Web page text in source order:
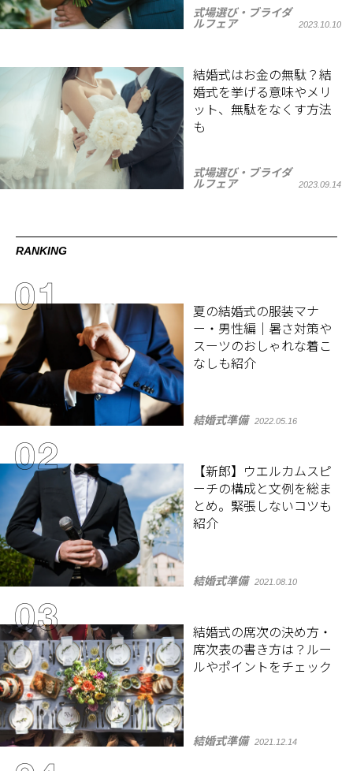
式場選び・ブライダ
ルフェア
2023.10.10
結婚式はお金の無駄？結
婚式を挙げる意味やメリ
ット、無駄をなくす方法
も
式場選び・ブライダ
ルフェア
2023.09.14
RANKING
夏の結婚式の服装マナ
ー・男性編｜暑さ対策や
スーツのおしゃれな着こ
なしも紹介
結婚式準備 2022.05.16
【新郎】ウエルカムスピ
ーチの構成と文例を総ま
とめ。緊張しないコツも
紹介
結婚式準備 2021.08.10
結婚式の席次の決め方・
席次表の書き方は？ルー
ルやポイントをチェック
結婚式準備 2021.12.14